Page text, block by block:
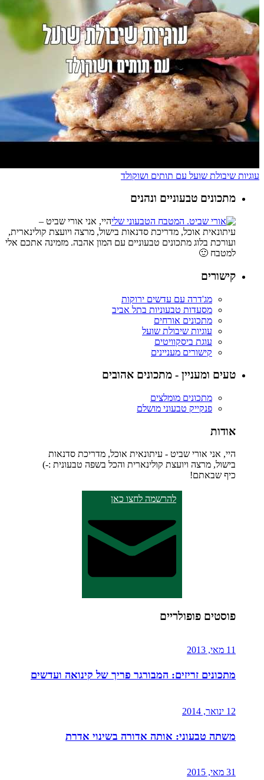
עוגיות שיבולת שועל עם תותים ושוקולד
מתכונים טבעוניים ונהנים
היי, אני אורי שביט –
עיתונאית אוכל, מדריכת סדנאות בישול, מרצה ויועצת קולינארית,
ועורכת בלוג מתכונים טבעוניים עם המון אהבה. מזמינה אתכם אלי
למטבח 🙂
קישורים
מג'דרה עם עדשים ירוקות
מסעדות טבעוניות בתל אביב
מתכונים אורחים
עוגיות שיבולת שועל
עוגת ביסקוויטים
קישורים מעניינים
טעים ומעניין - מתכונים אהובים
מתכונים מומלצים
פנקייק טבעוני מושלם
אודות
היי, אני אורי שביט - עיתונאית אוכל, מדריכת סדנאות
בישול, מרצה ויועצת קולינארית והכל בשפה טבעונית :-)
כיף שבאתם!
להרשמה לחצו כאן
פוסטים פופולריים
11 מאי, 2013
מתכונים זריזים: המבורגר פריך של קינואה ועדשים
12 ינואר, 2014
משתה טבעוני: אותה אדורה בשינוי אדרת
31 מאי, 2015